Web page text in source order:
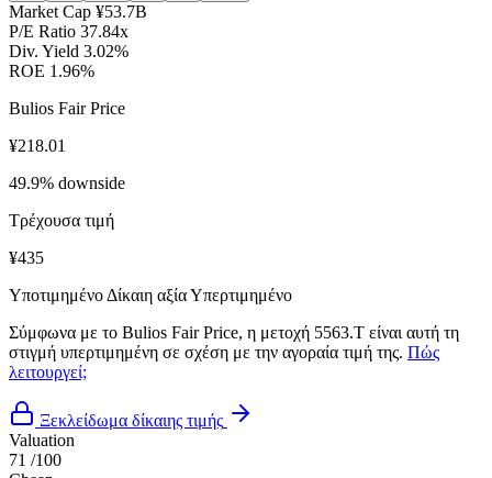
Market Cap ¥53.7B
P/E Ratio 37.84x
Div. Yield 3.02%
ROE 1.96%
Bulios Fair Price
¥218.01
49.9% downside
Τρέχουσα τιμή
¥435
Υποτιμημένο Δίκαιη αξίαΥπερτιμημένο
Σύμφωνα με το Bulios Fair Price, η μετοχή 5563.T είναι αυτή τη
στιγμή υπερτιμημένη σε σχέση με την αγοραία τιμή της. Πώς
λειτουργεί;
Ξεκλείδωμα δίκαιης τιμής
Valuation
71 /100